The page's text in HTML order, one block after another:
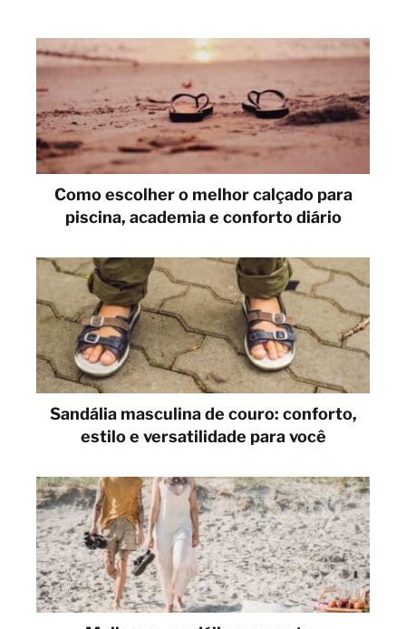
Como escolher o melhor calçado para
piscina, academia e conforto diário
Sandália masculina de couro: conforto,
estilo e versatilidade para você